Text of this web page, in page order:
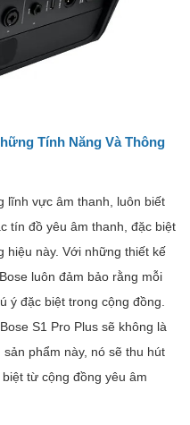
Tính Năng Và Thông
lĩnh vực âm thanh, luôn biết
tín đồ yêu âm thanh, đặc biệt
hiệu này. Với những thiết kế
luôn đảm bảo rằng mỗi
ý đặc biệt trong cộng đồng.
S1 Pro Plus sẽ không là
phẩm này, nó sẽ thu hút
từ cộng đồng yêu âm